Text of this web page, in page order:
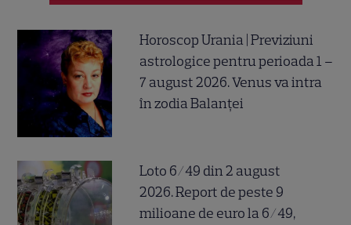
Horoscop Urania | Previziuni
astrologice pentru perioada 1 –
7 august 2026. Venus va intra
în zodia Balanței
Loto 6/49 din 2 august
2026. Report de peste 9
milioane de euro la 6/49,